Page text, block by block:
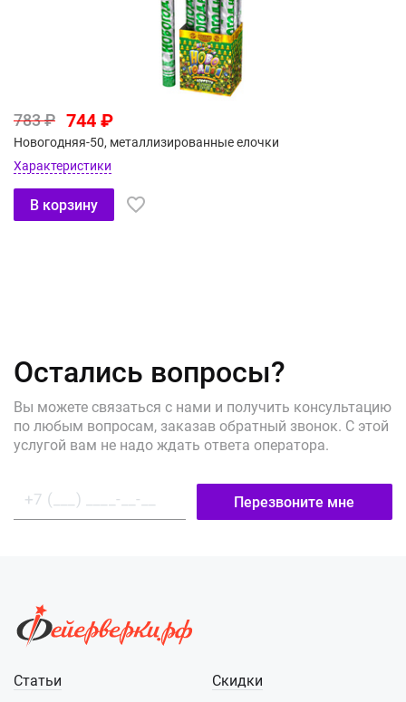
783 ₽ 744 ₽
Новогодняя-50, металлизированные елочки
Характеристики
В корзину
Остались вопросы?
Вы можете связаться с нами и получить консультацию
по любым вопросам, заказав обратный звонок. С этой
услугой вам не надо ждать ответа оператора.
Перезвоните мне
Статьи
Скидки